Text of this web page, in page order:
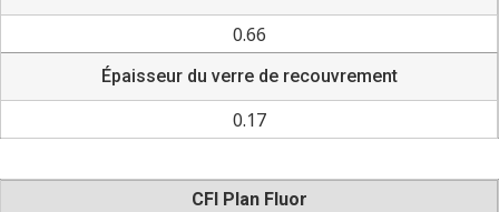
0.66
Épaisseur du verre de recouvrement
0.17
CFI Plan Fluor